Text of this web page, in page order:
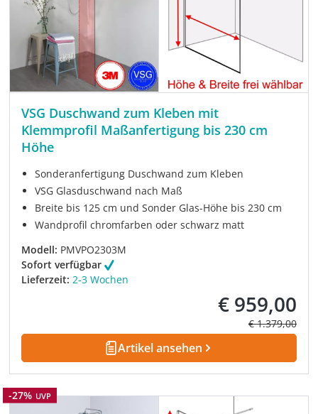
VSG Duschwand zum Kleben mit
Klemmprofil Maßanfertigung bis 230 cm
Höhe
Sonderanfertigung Duschwand zum Kleben
VSG Glasduschwand nach Maß
Breite bis 125 cm und Sonder Glas-Höhe bis 230 cm
Wandprofil chromfarben oder schwarz matt
Modell: PMVPO2303M
Sofort verfügbar
Lieferzeit: 2-3 Wochen
Verkaufspreis:
€ 959,00
Regulärer
€ 1.379,00
Artikel ansehen
Rabatt
-27% UVP